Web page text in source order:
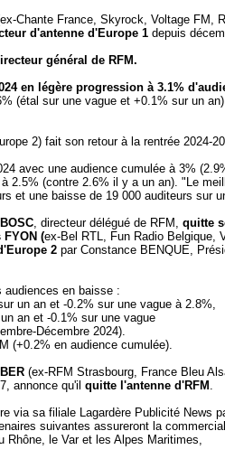
ex-Chante France, Skyrock, Voltage FM,
d'antenne d'Europe 1 depuis
général de RFM.
en légère progression à 3.1%
(étal sur une vague et +0.1% sur un
2) fait son retour à la rentrée 2024-
avec une audience cumulée à 3%
2.5% (contre 2.6% il y a un an). "Le
et une baisse de 19 000 auditeurs sur
, directeur délégué de RFM, quitte
FYON (ex-Bel RTL, Fun Radio Belgique,
2 par Constance BENQUE,
audiences en baisse :
un an et -0.2% sur une vague à 2.8%,
an et -0.1% sur une vague
Décembre 2024).
(+0.2% en audience cumulée).
(ex-RFM Strasbourg, France Bleu
annonce qu'il quitte l'antenne d'RFM .
via sa filiale Lagardère Publicité
suivantes assureront la
Rhône, le Var et les Alpes Maritimes,